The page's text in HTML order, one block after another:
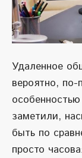
Удаленное
вероятно,
заметили,
быть по
просто